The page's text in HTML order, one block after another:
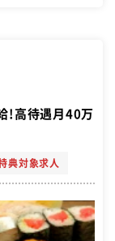
!高待遇月40万
典対象求人